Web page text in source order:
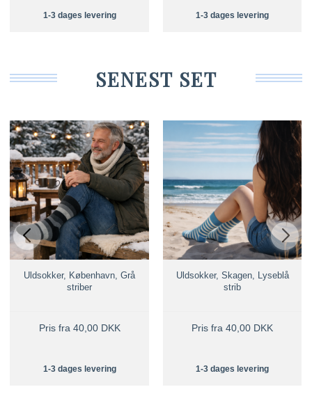
1-3 dages levering 1-3 dages levering
SENEST SET
Uldsokker, København, Grå
striber
Pris fra 40,00 DKK
1-3 dages levering
Uldsokker, Skagen, Lyseblå
strib
Pris fra 40,00 DKK
1-3 dages levering